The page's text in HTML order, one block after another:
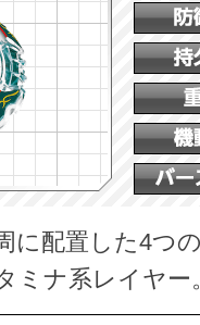
に配置した4つ
ミナ系レイヤー